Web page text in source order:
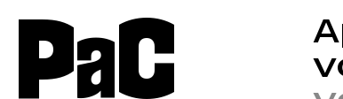
PaC